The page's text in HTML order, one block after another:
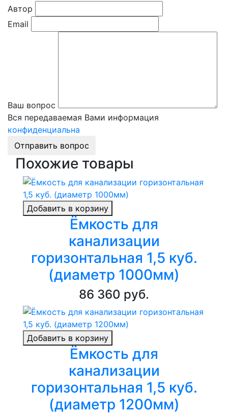
Автор
Email
Ваш вопрос
Вся передаваемая Вами информация
конфиденциальна
Отправить вопрос
Похожие товары
Добавить в корзину
Ёмкость для
канализации
горизонтальная 1,5 куб.
(диаметр 1000мм)
86 360 руб.
Добавить в корзину
Ёмкость для
канализации
горизонтальная 1,5 куб.
(диаметр 1200мм)